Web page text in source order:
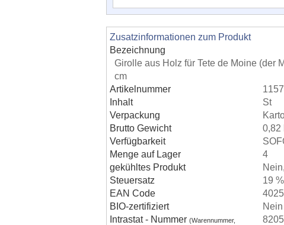
Zusatzinformationen zum Produkt
Bezeichnung
Girolle aus Holz für Tete de Moine (der
cm
Artikelnummer
Inhalt
St
Verpackung
Brutto Gewicht
0,82
Verfügbarkeit
Menge auf Lager
4
gekühltes Produkt
Steuersatz
19 %
EAN Code
BIO-zertifiziert
Nein
Intrastat - Nummer(Warennummer,